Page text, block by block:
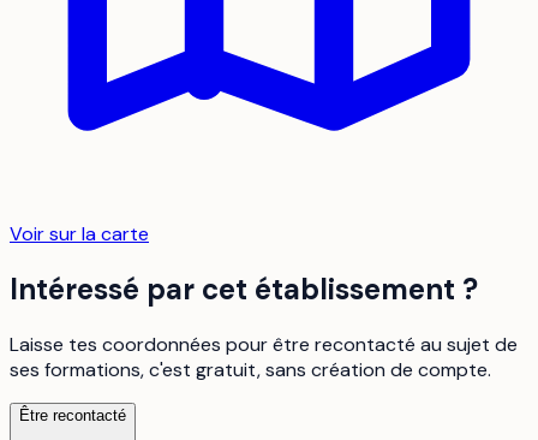
Voir sur la carte
Intéressé par cet établissement ?
Laisse tes coordonnées pour être recontacté au sujet de
ses formations, c'est gratuit, sans création de compte.
Être recontacté